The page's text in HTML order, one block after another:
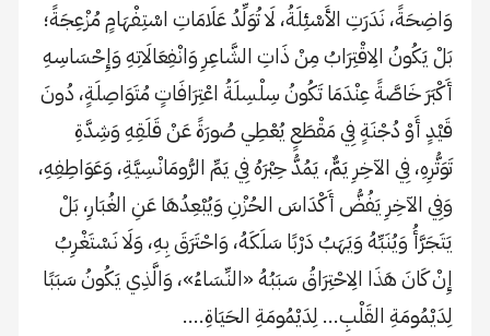
وَاضِحَةً، نَدَرَتِ الأَسْئِلَةُ، لَا تُوَلِّدُ عَلَامَاتِ اسْتِفْهَامٍ مُزْعِجَةً؛
بَلْ يَكُونُ الِاقْتِرَابُ مِنْ ذَاتِ الشَّاعِرِ وَانْفِعَالَاتِهِ وَإِحْسَاسِهِ
أَكْبَرَ خَاصَّةً عِنْدَمَا تَكُونُ سِلْسِلَةُ اعْتِرَافَاتٍ مُتَوَاصِلَةٍ، دُونَ
قَيْدٍ أَوْ دُجْنَةٍ فِي مَقْطَعٍ يُعْطِي صُورَةً عَنْ قَلَقِهِ وَشِدَّةِ
تَوَتُّرِهِ، فِي الآخِرِ يَمٌّ، يَمُدُّ حِبْرَهُ فِي يَمِّ الرُّومَانْسِيَّةِ، وَعَوَاطِفِهِ،
وَفِي الآخِرِ يَفُضُّ أَكْدَاسَ الحُزْنِ وَيُبْعِدُهَا عَنِ الغُبَارِ، بَلْ
يَتَجَرَّأُ وَيُنَبِّهُ وَيَهَبُ دَرْبًا سَلَكَهُ، وَاحْتَرَقَ بِهِ، وَلَا نَسْتَغْرِبُ
إِنْ كَانَ هَذَا الِاحْتِرَاقُ سَبَبُهُ «النِّسَاءُ»، وَالَّذِي يَكُونُ سَبَبًا
لِدَيْمُومَةِ القَلْبِ… لِدَيْمُومَةِ الحَيَاةِ….